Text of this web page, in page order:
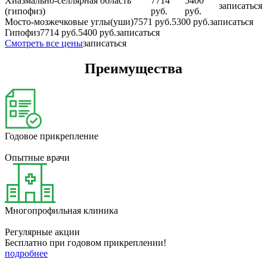
(гипофиз)
руб.
руб.
записаться
Мосто-мозжечковые углы(уши)7571 руб.5300 руб.записаться
Гипофиз7714 руб.5400 руб.записаться
Смотреть все ценызаписаться
Преимущества
Годовое прикрепление
Опытные врачи
Многопрофильная клиника
Регулярные акции
Бесплатно при годовом прикреплении!
подробнее